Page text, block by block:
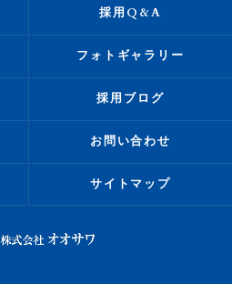
採用Q&A
フォトギャラリー
採用ブログ
お問い合わせ
サイトマップ